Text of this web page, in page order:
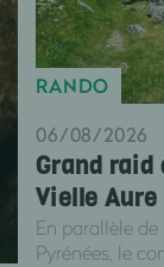
RANDO
06/08/2026
Grand raid
Vielle
En parallèle
Pyrénées, le